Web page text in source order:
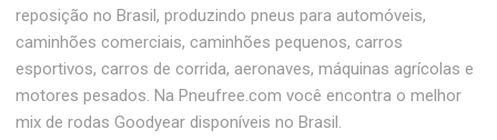
reposição no Brasil, produzindo pneus para automóveis,
caminhões comerciais, caminhões pequenos, carros
esportivos, carros de corrida, aeronaves, máquinas agrícolas e
motores pesados. Na Pneufree.com você encontra o melhor
mix de rodas Goodyear disponíveis no Brasil.